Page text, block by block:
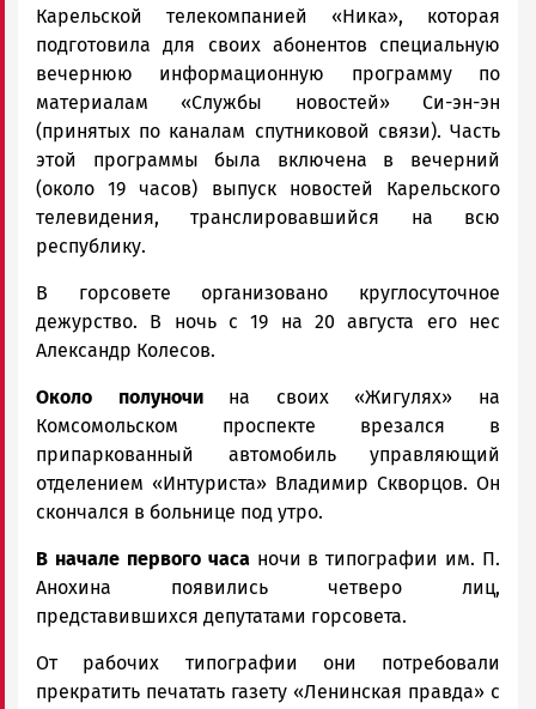
Карельской телекомпанией «Ника», которая
подготовила для своих абонентов специальную
вечернюю информационную программу по
материалам «Службы новостей» Си-эн-эн
(принятых по каналам спутниковой связи). Часть
этой программы была включена в вечерний
(около 19 часов) выпуск новостей Карельского
телевидения, транслировавшийся на всю
республику.
В горсовете организовано круглосуточное
дежурство. В ночь с 19 на 20 августа его нес
Александр Колесов.
Около полуночина своих «Жигулях» на
Комсомольском проспекте врезался в
припаркованный автомобиль управляющий
отделением «Интуриста» Владимир Скворцов. Он
скончался в больнице под утро.
В начале первого часаночи в типографии им. П.
Анохина появились четверо лиц,
представившихся депутатами горсовета.
От рабочих типографии они потребовали
прекратить печатать газету «Ленинская правда» с